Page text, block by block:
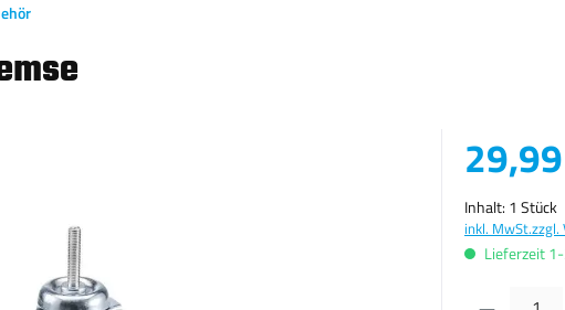
Verkaufspreis:
Inhalt: 1 Stück
inkl. MwSt.zzgl.
Lieferzeit
Produkt Anzahl: